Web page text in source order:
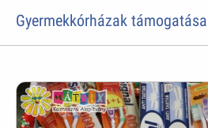
Gyermekkórházak támogatása